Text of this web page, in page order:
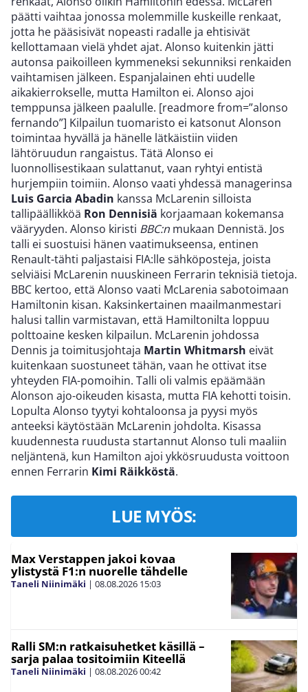
päätti vaihtaa jonossa molemmille kuskeille renkaat,
jotta he pääsisivät nopeasti radalle ja ehtisivät
kellottamaan vielä yhdet ajat. Alonso kuitenkin jätti
autonsa paikoilleen kymmeneksi sekunniksi renkaiden
vaihtamisen jälkeen. Espanjalainen ehti uudelle
aikakierrokselle, mutta Hamilton ei. Alonso ajoi
temppunsa jälkeen paalulle. [readmore from=”alonso
fernando”] Kilpailun tuomaristo ei katsonut Alonson
toimintaa hyvällä ja hänelle lätkäistiin viiden
lähtöruudun rangaistus. Tätä Alonso ei
luonnollisestikaan sulattanut, vaan ryhtyi entistä
hurjempiin toimiin. Alonso vaati yhdessä managerinsa
Luis Garcia Abadin kanssa McLarenin silloista
tallipäällikköä Ron Dennisiä korjaamaan kokemansa
vääryyden. Alonso kiristi BBC:n mukaan Dennistä. Jos
talli ei suostuisi hänen vaatimukseensa, entinen
Renault-tähti paljastaisi FIA:lle sähköposteja, joista
selviäisi McLarenin nuuskineen Ferrarin teknisiä tietoja.
BBC kertoo, että Alonso vaati McLarenia sabotoimaan
Hamiltonin kisan. Kaksinkertainen maailmanmestari
halusi tallin varmistavan, että Hamiltonilta loppuu
polttoaine kesken kilpailun. McLarenin johdossa
Dennis ja toimitusjohtaja Martin Whitmarsh eivät
kuitenkaan suostuneet tähän, vaan he ottivat itse
yhteyden FIA-pomoihin. Talli oli valmis epäämään
Alonson ajo-oikeuden kisasta, mutta FIA kehotti toisin.
Lopulta Alonso tyytyi kohtaloonsa ja pyysi myös
anteeksi käytöstään McLarenin johdolta. Kisassa
kuudennesta ruudusta startannut Alonso tuli maaliin
neljäntenä, kun Hamilton ajoi ykkösruudusta voittoon
ennen Ferrarin Kimi Räikköstä.
LUE MYÖS:
Max Verstappen jakoi kovaa
ylistystä F1:n nuorelle tähdelle
Taneli Niinimäki | 08.08.2026 15:03
Ralli SM:n ratkaisuhetket käsillä –
sarja palaa tositoimiin Kiteellä
Taneli Niinimäki | 08.08.202600:42